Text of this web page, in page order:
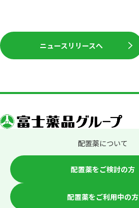
ニュースリリースへ
配置薬について
配置薬をご検討の方
配置薬をご利用中の方